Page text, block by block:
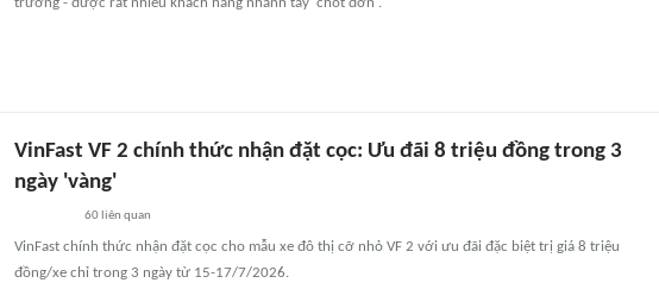
VinFast VF 2 chính thức nhận đặt cọc: Ưu đãi 8 triệu đồng trong 3
ngày 'vàng'
60liên quan
VinFast chính thức nhận đặt cọc cho mẫu xe đô thị cỡ nhỏ VF 2 với ưu đãi đặc biệt trị giá 8 triệu
đồng/xe chỉ trong 3 ngày từ 15-17/7/2026.